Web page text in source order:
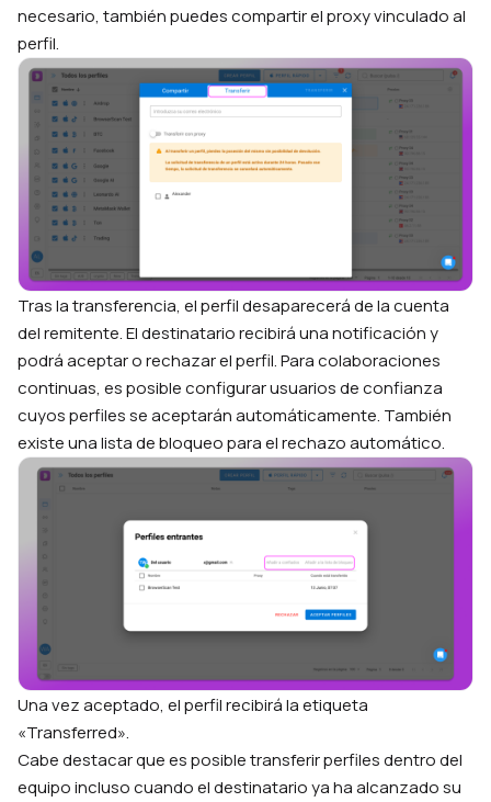
necesario, también puedes compartir el proxy vinculado al
perfil.
Tras la transferencia, el perfil desaparecerá de la cuenta
del remitente. El destinatario recibirá una notificación y
podrá aceptar o rechazar el perfil. Para colaboraciones
continuas, es posible configurar usuarios de confianza
cuyos perfiles se aceptarán automáticamente. También
existe una lista de bloqueo para el rechazo automático.
Una vez aceptado, el perfil recibirá la etiqueta
«Transferred».
Cabe destacar que es posible transferir perfiles dentro del
equipo incluso cuando el destinatario ya ha alcanzado su